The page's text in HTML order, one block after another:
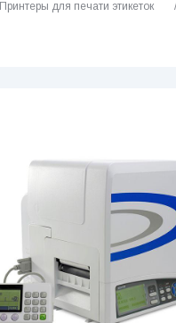
Принтеры для печати этикеток